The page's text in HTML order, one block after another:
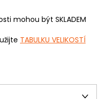
mohou být SKLADEM
TABULKU VELIKOSTÍ